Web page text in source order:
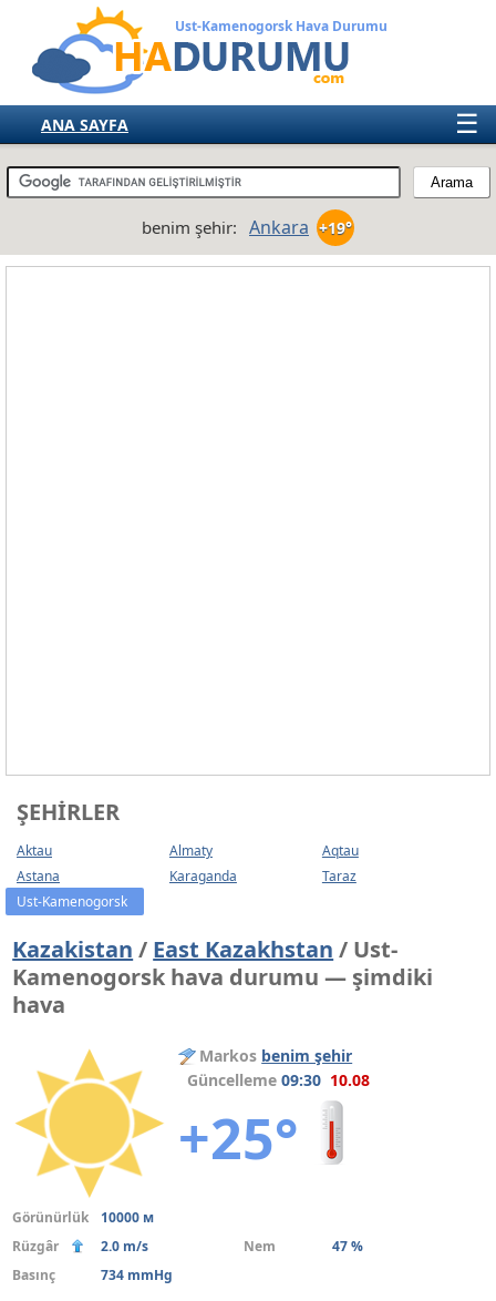
Ust-Kamenogorsk Hava Durumu
☰
ANA SAYFA
TÜRKİYE
AVRUPA
benim şehir: Ankara +19°
ŞEHIRLER
Aktau Almaty
Aqtau
Astana
Karaganda
Taraz
Ust-Kamenogorsk
Kazakistan / East Kazakhstan / Ust-
Kamenogorsk hava durumu — şimdiki
hava
Markos benim şehir
Güncelleme09:30 10.08
+25°
Görünürlük
10000 м
Rüzgâr
2.0 m/s Nem
47 %
Basınç
734 mmHg